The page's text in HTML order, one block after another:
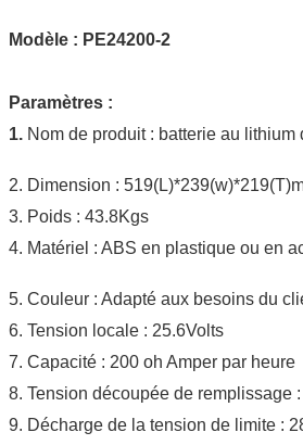
Modèle : PE24200-2
Paramètres :
1. Nom de produit : batterie au lithium
2. Dimension :
3. Poids : 43.8Kgs
4. Matériel : ABS en plastique ou en
5. Couleur : Adapté aux besoins du
6. Tension locale : 25.6Volts
7. Capacité : 200 oh Amper par heure
8. Tension découpée de remplissage
9. Décharge de la tension de limite :